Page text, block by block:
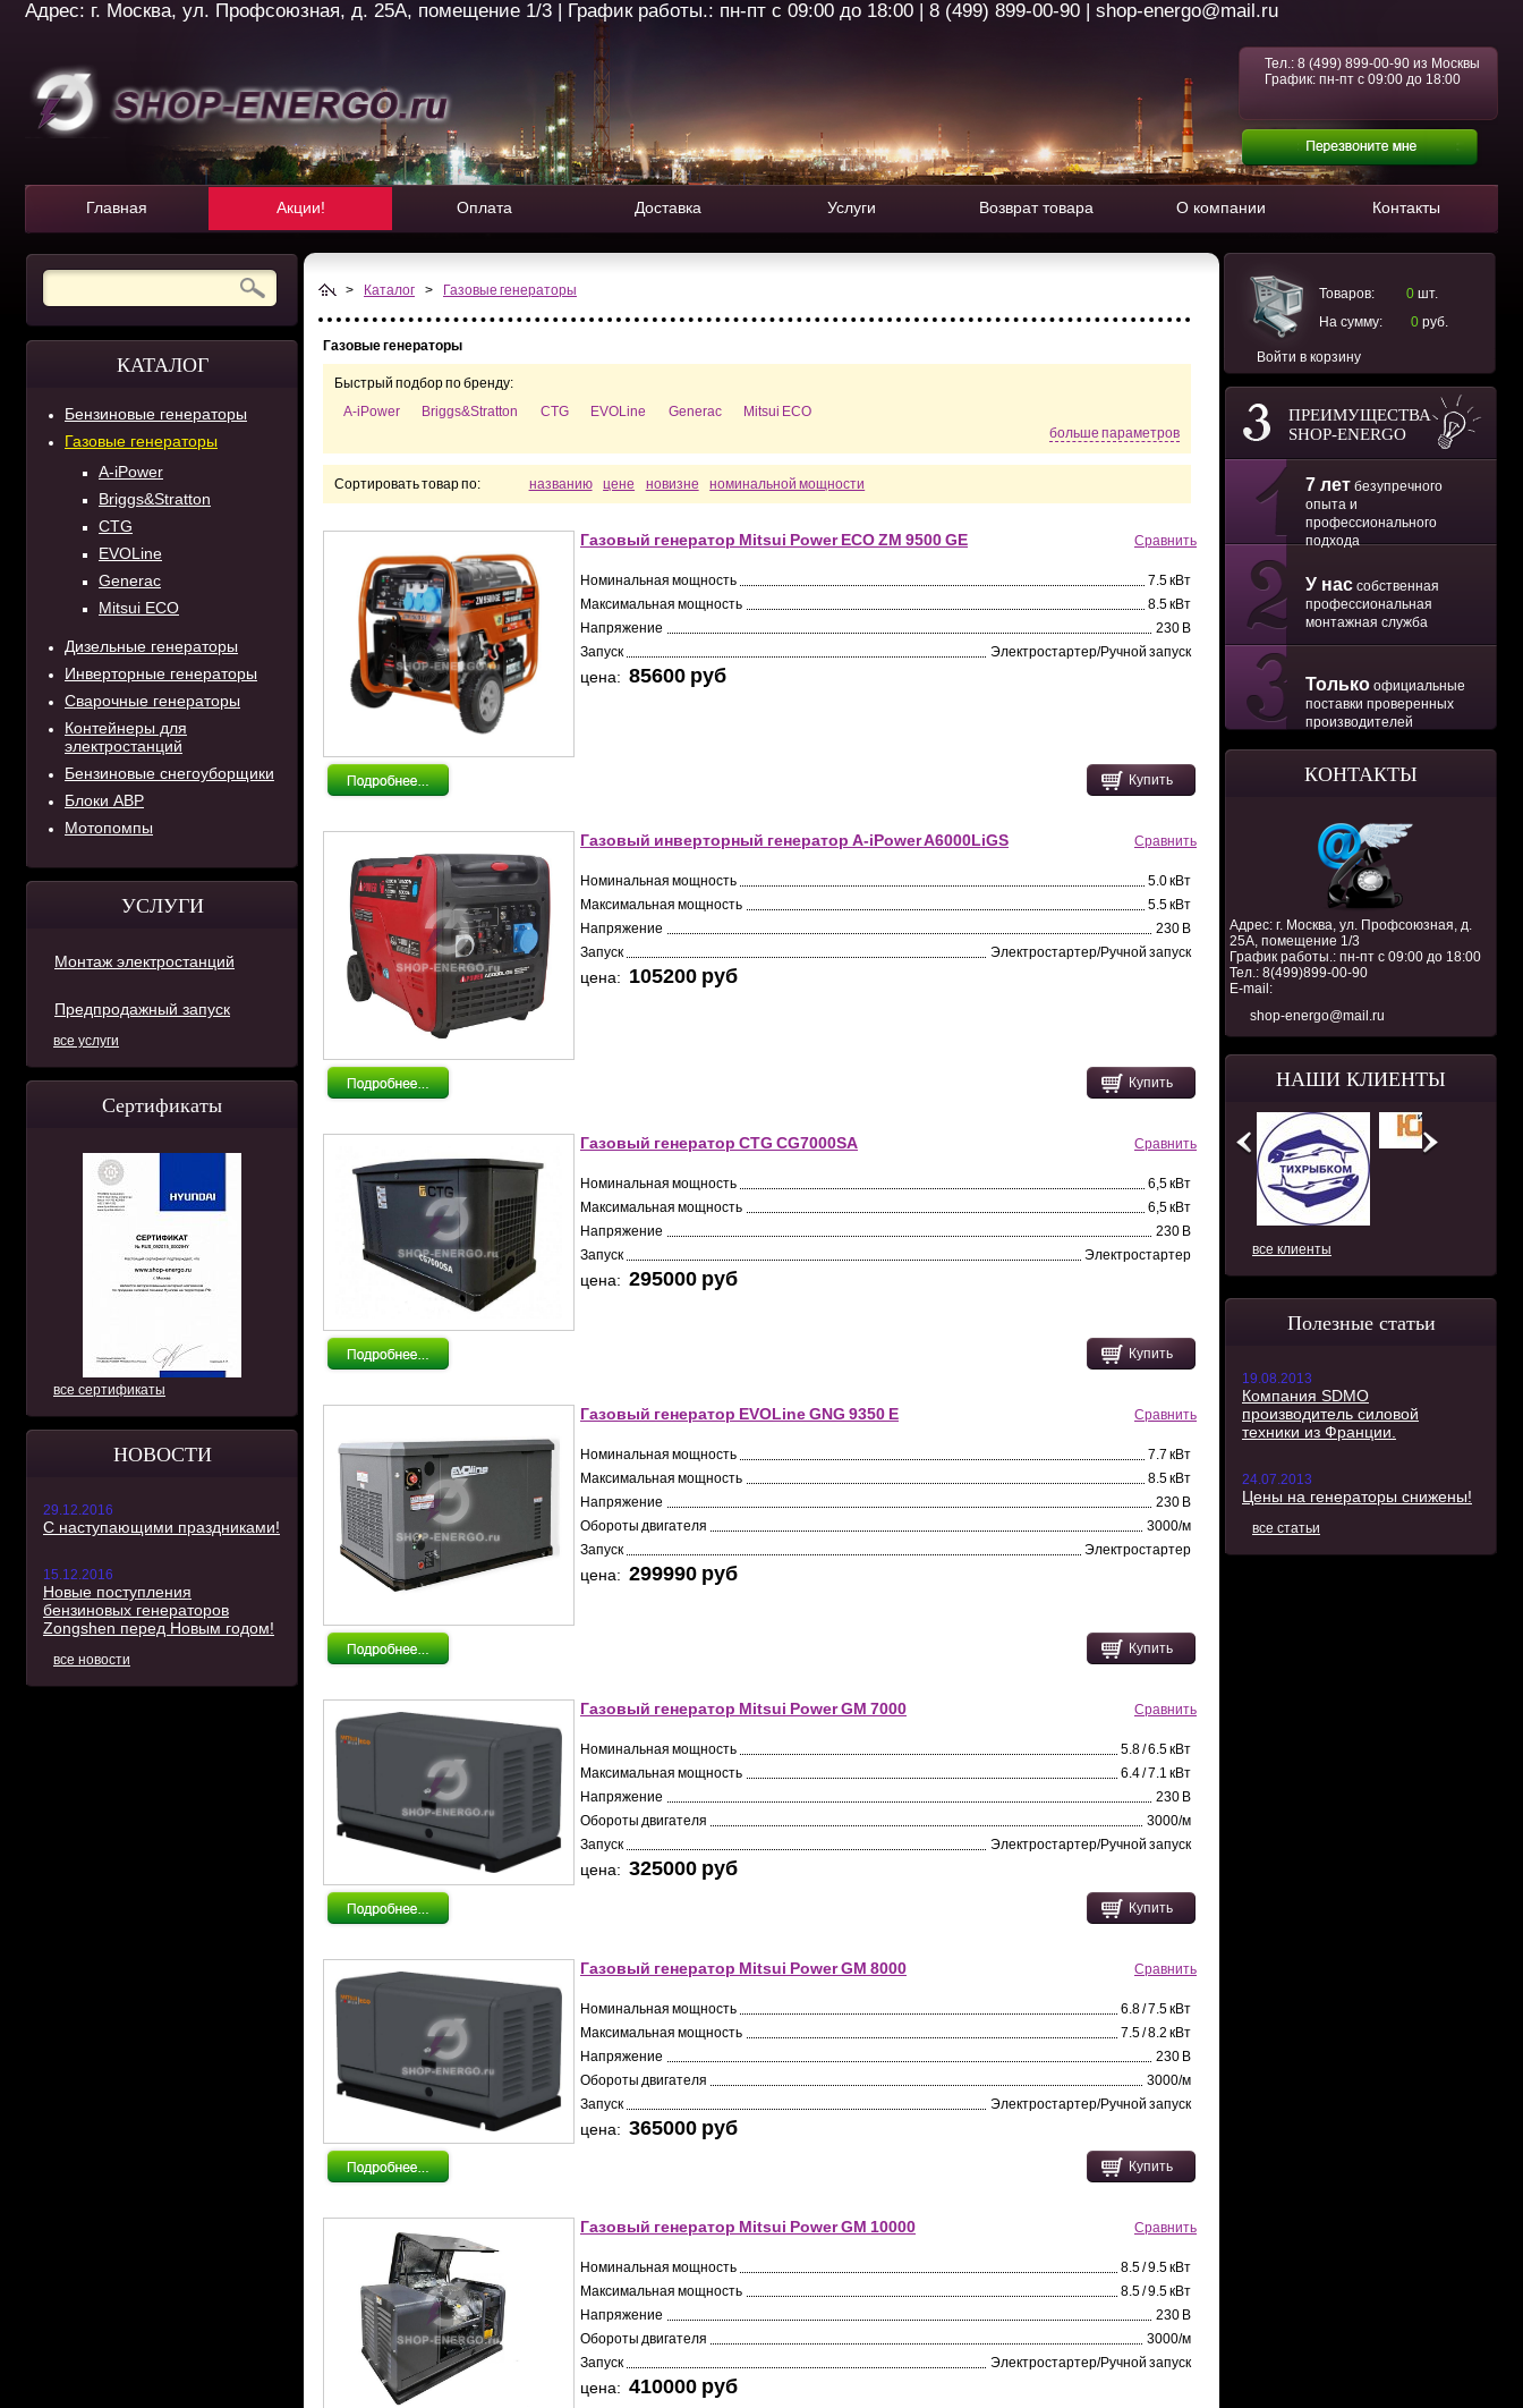
Адрес: г. Москва, ул. Профсоюзная, д. 25А, помещение 1/3 | График работы.: пн-пт с 09:00 до 18:00 | 8 (499) 899-00-90 | shop-energo@mail.ru
Тел.: 8 (499) 899-00-90 из Москвы
График: пн-пт с 09:00 до 18:00
Главная Акции! Оплата Доставка Услуги Возврат товара О компании Контакты
КАТАЛОГ
Бензиновые генераторы
Газовые генераторы
A-iPower
Briggs&Stratton
CTG
EVOLine
Generac
Mitsui ECO
Дизельные генераторы
Инверторные генераторы
Сварочные генераторы
Контейнеры для
электростанций
Бензиновые снегоуборщики
Блоки АВР
Мотопомпы
УСЛУГИ
Монтаж электростанций
Предпродажный запуск
все услуги
Сертификаты
все сертификаты
НОВОСТИ
29.12.2016
С наступающими праздниками!
15.12.2016
Новые поступления
бензиновых генераторов
Zongshen перед Новым годом!
все новости
Товаров: 0 шт.
На сумму:
0 руб.
Войти в корзину
ПРЕИМУЩЕСТВА
SHOP-ENERGO
7 лет безупречного
опыта и
профессионального
подхода
У нас собственная
профессиональная
монтажная служба
Только официальные
поставки проверенных
производителей
КОНТАКТЫ
Адрес: г. Москва, ул. Профсоюзная, д.
25А, помещение 1/3
График работы.: пн-пт с 09:00 до 18:00
Тел.: 8(499)899-00-90
E-mail:
shop-energo@mail.ru
НАШИ КЛИЕНТЫ
все клиенты
Полезные статьи
19.08.2013
Компания SDMO
производитель силовой
техники из Франции.
24.07.2013
Цены на генераторы снижены!
все статьи
> Каталог > Газовые генераторы
Газовые генераторы
Быстрый подбор по бренду:
A-iPower
Briggs&Stratton CTG EVOLine Generac
Mitsui ECO
больше параметров
Сортировать товар по: названию цене новизне номинальной мощности
Газовый генератор Mitsui Power ECO ZM 9500 GE Сравнить
Номинальная мощность
7.5 кВт
Максимальная мощность
8.5 кВт
Напряжение
230 В
Запуск
Электростартер/Ручной запуск
цена: 85600 pуб
Купить
Газовый инверторный генератор A-iPower A6000LiGS Сравнить
Номинальная мощность
5.0 кВт
Максимальная мощность
5.5 кВт
Напряжение
230 В
Запуск
Электростартер/Ручной запуск
цена: 105200 pуб
Купить
Газовый генератор CTG CG7000SA Сравнить
Номинальная мощность
6,5 кВт
Максимальная мощность
6,5 кВт
Напряжение
230 В
Запуск
Электростартер
цена: 295000 pуб
Купить
Газовый генератор EVOLine GNG 9350 E Сравнить
Номинальная мощность
7.7 кВт
Максимальная мощность
8.5 кВт
Напряжение
230 В
Обороты двигателя
3000/м
Запуск
Электростартер
цена: 299990 pуб
Купить
Газовый генератор Mitsui Power GM 7000 Сравнить
Номинальная мощность
5.8 / 6.5 кВт
Максимальная мощность
6.4 / 7.1 кВт
Напряжение
230 В
Обороты двигателя
3000/м
Запуск
Электростартер/Ручной запуск
цена: 325000 pуб
Купить
Газовый генератор Mitsui Power GM 8000 Сравнить
Номинальная мощность
6.8 / 7.5 кВт
Максимальная мощность
7.5 / 8.2 кВт
Напряжение
230 В
Обороты двигателя
3000/м
Запуск
Электростартер/Ручной запуск
цена: 365000 pуб
Купить
Газовый генератор Mitsui Power GM 10000 Сравнить
Номинальная мощность
8.5 / 9.5 кВт
Максимальная мощность
8.5 / 9.5 кВт
Напряжение
230 В
Обороты двигателя
3000/м
Запуск
Электростартер/Ручной запуск
цена: 410000 pуб